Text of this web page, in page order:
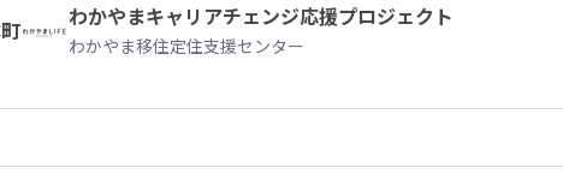
わかやまキャリアチェンジ応援プロジェクト
わかやま移住定住支援センター